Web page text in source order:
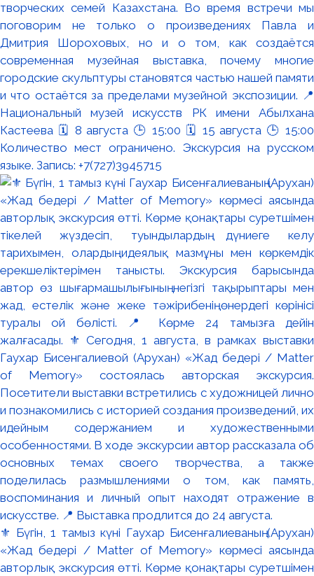
творческих семей Казахстана. Во время встречи мы
поговорим не только о произведениях Павла и
Дмитрия Шороховых, но и о том, как создаётся
современная музейная выставка, почему многие
городские скульптуры становятся частью нашей памяти
и что остаётся за пределами музейной экспозиции. 📍
Национальный музей искусств РК имени Абылхана
Кастеева 🗓 8 августа 🕒 15:00 🗓 15 августа 🕒 15:00
Количество мест ограничено. Экскурсия на русском
языке. Запись: +7(727)3945715
⚜️ Бүгін, 1 тамыз күні Гаухар Бисенғалиеваның (Арухан)
«Жад бедері / Matter of Memory» көрмесі аясында
авторлық экскурсия өтті. Көрме қонақтары суретшімен